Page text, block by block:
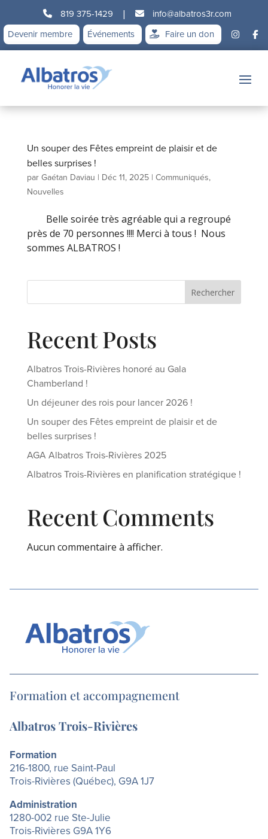
819 375-1429 |
info@albatros3r.com
Devenir membre
Événements Faire un don
Un souper des Fêtes empreint de plaisir et de
belles surprises !
parGaétan Daviau | Déc 11, 2025| Communiqués,
Nouvelles
Belle soirée très agréable qui a regroupé
près de 70 personnes !!!! Merci à tous ! Nous
sommes ALBATROS !
Rechercher
Recent Posts
Albatros Trois-Rivières honoré au Gala
Chamberland !
Un déjeuner des rois pour lancer 2026 !
Un souper des Fêtes empreint de plaisir et de
belles surprises !
AGA Albatros Trois-Rivières 2025
Albatros Trois-Rivières en planification stratégique !
Recent Comments
Aucun commentaire à afficher.
Formation et accompagnement
Albatros Trois-Rivières
Formation
216-1800, rue Saint-Paul
Trois-Rivières (Québec), G9A 1J7
Administration
1280-002 rue Ste-Julie
Trois-Rivières G9A 1Y6